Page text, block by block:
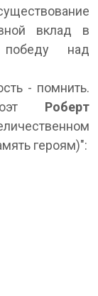
вклад в
победу над
- помнить.
Роберт
героям)":